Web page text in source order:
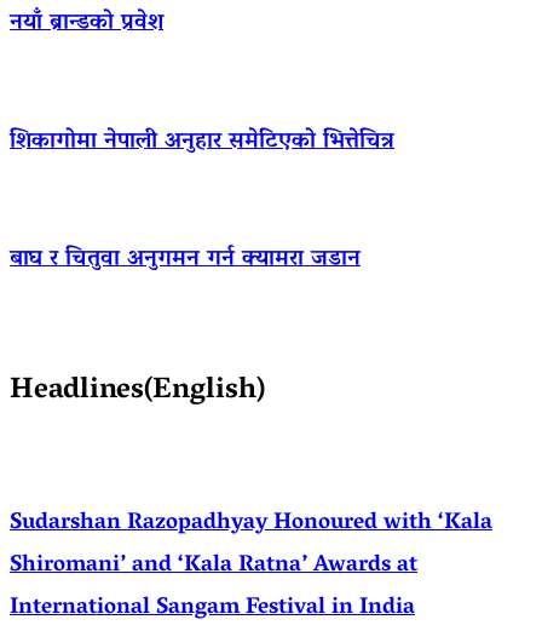
नयाँ ब्रान्डको प्रवेश
शिकागोमा नेपाली अनुहार समेटिएको भित्तेचित्र
बाघ र चितुवा अनुगमन गर्न क्यामरा जडान
Headlines(English)
Sudarshan Razopadhyay Honoured with ‘Kala
Shiromani’ and ‘Kala Ratna’ Awards at
International Sangam Festival in India